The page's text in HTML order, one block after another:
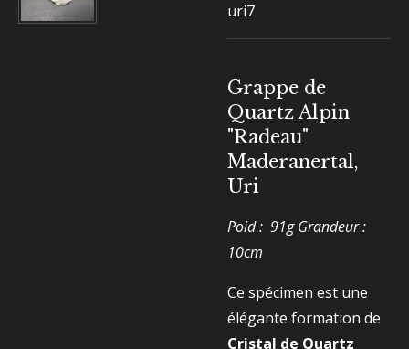
uri7
Grappe de
Quartz Alpin
"Radeau"
Maderanertal,
Uri
Poid : 91g Grandeur :
10cm
Ce spécimen est une
élégante formation de
Cristal de Quartz